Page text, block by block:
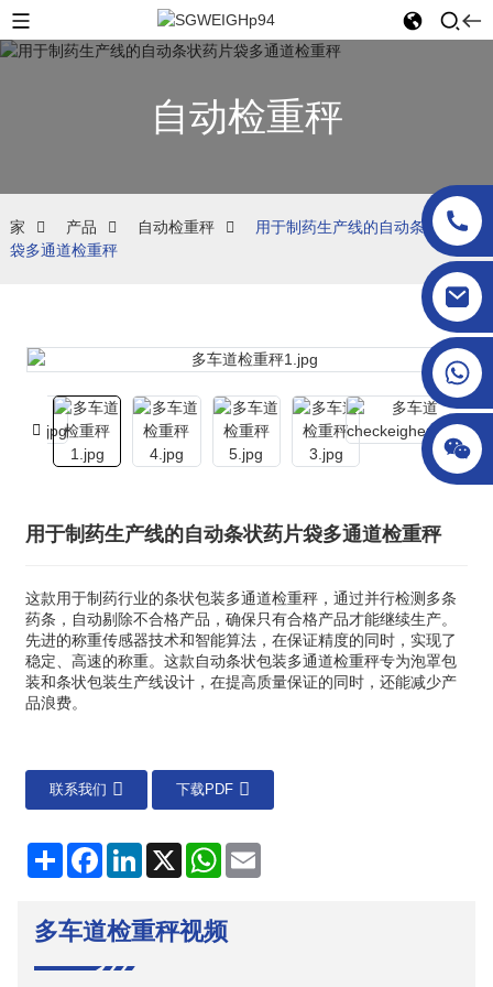
自动检重秤
家 产品 自动检重秤
用于制药生产线的自动条状药片
袋多通道检重秤
用于制药生产线的自动条状药片袋多通道检重秤
这款用于制药行业的条状包装多通道检重秤，通过并行检测多条
药条，自动剔除不合格产品，确保只有合格产品才能继续生产。
先进的称重传感器技术和智能算法，在保证精度的同时，实现了
稳定、高速的称重。这款自动条状包装多通道检重秤专为泡罩包
装和条状包装生产线设计，在提高质量保证的同时，还能减少产
品浪费。
联系我们 下载PDF
分
享
FacebookLinkedIn
X WhatsApp
电
多车道检重秤视频